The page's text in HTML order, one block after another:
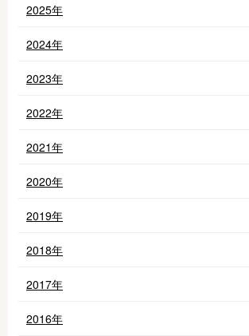
2025年
2024年
2023年
2022年
2021年
2020年
2019年
2018年
2017年
2016年